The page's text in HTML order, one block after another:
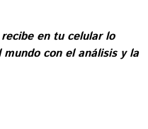
en tu celular lo
con el análisis y la